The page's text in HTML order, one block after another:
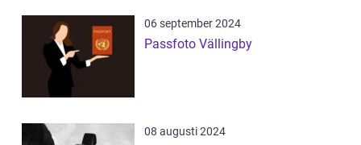
06 september 2024
Passfoto Vällingby
08 augusti 2024